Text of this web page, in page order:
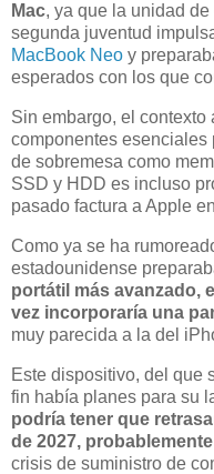
Mac, ya que la unidad
segunda juventud
MacBook Neo y
esperados con los que
Sin embargo, el contexto
componentes esenciales
de sobremesa como
SSD y HDD es incluso
pasado factura a Apple
Como ya se ha
estadounidense
portátil más avanzado,
vez incorporaría una
muy parecida a la del
Este dispositivo, del que
fin había planes para su
podría tener que
de 2027,
crisis de suministro de